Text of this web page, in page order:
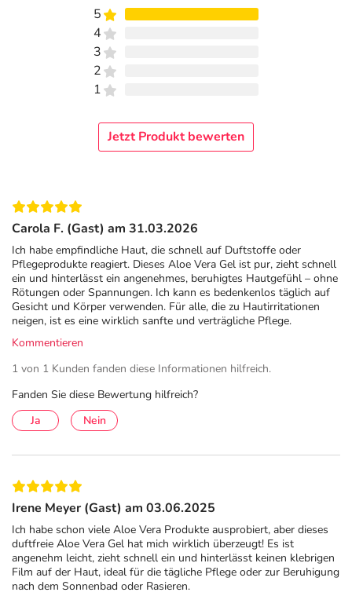
Santaverde ist nach strengsten internationalen Standards
für echte Naturkosmetik NATRUE-zertifiziert
einmassieren. Die Anwendung kann beliebig oft
wiederholt werden.
Inhaltsstoffe
Aloe Vera Saft*, Weingeist*, Natriumlaktat,
Meeresalgenextrakt, Xanthan, pflanzl.
Glycerinfettsäureester, pflanzl. Levulinsäure, pflanzl.
Anissäure, pflanzl. Natriumlevulinat, pflanzl. Glycerin,
Natriumhydroxid.
sind die Deklarationen auf den Verpackungen.
Adresse des Anbieters/Herstellers
SANTAVERDE GmbH
elektronische Adresse: www.santaverde.de
Angaben gem. EU-Produktsicherheitsverordnung (GPSR)
anzeigen
Das PDF des Beipackzettelskönnen Sie sich oben
herunterladen.
5
4
3
2
1
Jetzt Produkt bewerten
Carola F. (Gast) am 31.03.2026
Ich habe empfindliche Haut, die schnell auf Duftstoffe oder
Pflegeprodukte reagiert. Dieses Aloe Vera Gel ist pur, zieht schnell
ein und hinterlässt ein angenehmes, beruhigtes Hautgefühl – ohne
Rötungen oder Spannungen. Ich kann es bedenkenlos täglich auf
Gesicht und Körper verwenden. Für alle, die zu Hautirritationen
neigen, ist es eine wirklich sanfte und verträgliche Pflege.
Kommentieren
1 von 1 Kunden fanden diese Informationen hilfreich.
Fanden Sie diese Bewertung hilfreich?
Ja
Nein
Irene Meyer (Gast) am 03.06.2025
Ich habe schon viele Aloe Vera Produkte ausprobiert, aber dieses
duftfreie Aloe Vera Gel hat mich wirklich überzeugt! Es ist
angenehm leicht, zieht schnell ein und hinterlässt keinen klebrigen
Film auf der Haut, ideal für die tägliche Pflege oder zur Beruhigung
nach dem Sonnenbad oder Rasieren.